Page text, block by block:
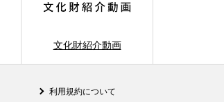
文化財紹介動画
利用規約について